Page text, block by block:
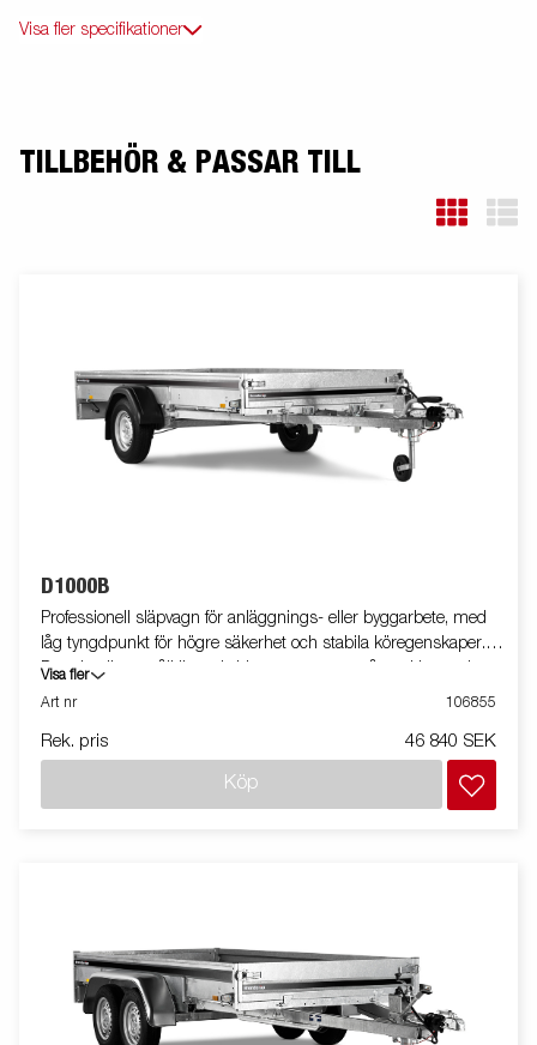
Visa fler specifikationer
TILLBEHÖR & PASSAR TILL
D1000B
Professionell släpvagn för anläggnings- eller byggarbete, med
låg tyngdpunkt för högre säkerhet och stabila köregenskaper.
D-serien är ett pålitligt val vid transport av småmaskiner och
smidig vid lastning och lossning. Utrustad med tippfunktion.
Visa fler
Art nr
106855
Rek. pris 46 840 SEK
Köp